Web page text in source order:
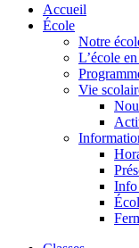
Accueil
École
Notre
L’école
Vie
Info